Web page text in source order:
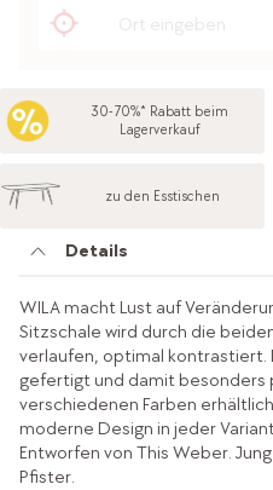
30-70%* Rabatt beim
Lagerverkauf
zu den Esstischen
Details
WILA macht Lust auf
Sitzschale wird durch die
verlaufen, optimal kontrastiert.
gefertigt und damit besonders
verschiedenen Farben
moderne Design in jeder
Entworfen von This Weber.
Pfister.